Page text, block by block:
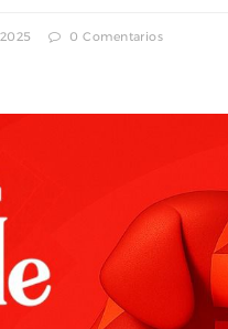
0 Comentarios